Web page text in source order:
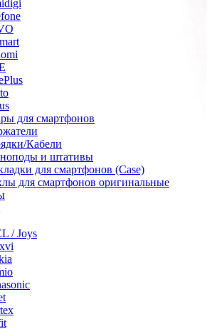
для смартфонов
Кабели
и штативы
для смартфонов (Case)
для смартфонов оригинальные
/ Joys